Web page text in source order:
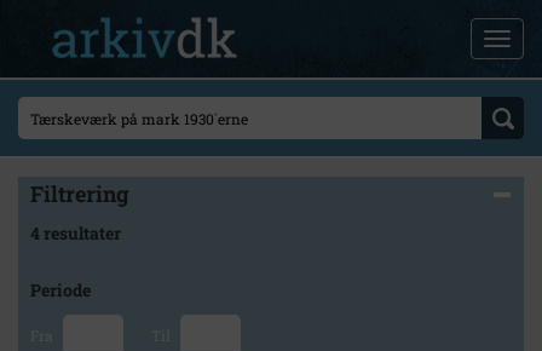
Filtrering
4 resultater
Periode
Fra Til